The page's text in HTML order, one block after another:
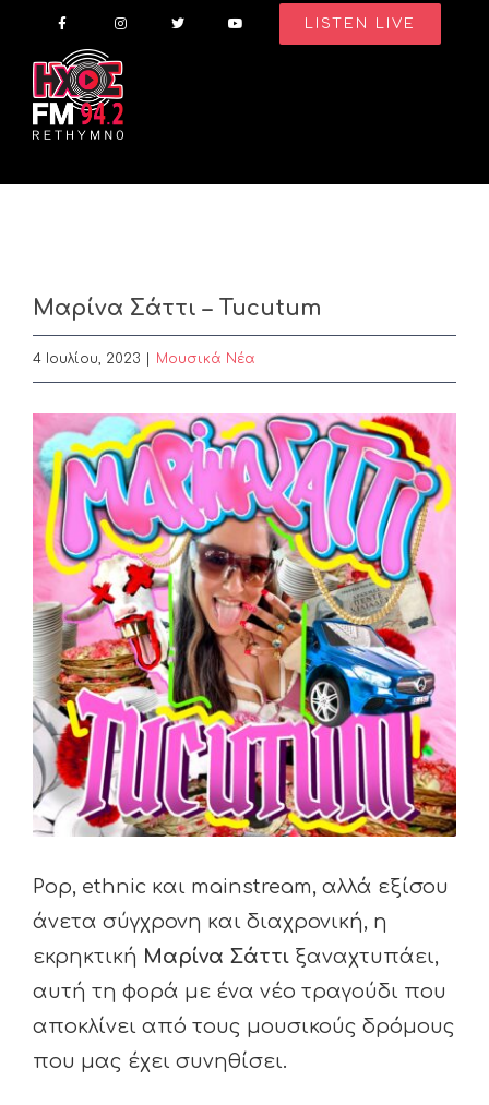
content
LISTEN LIVE
Μαρίνα Σάττι – Tucutum
4 Ιουλίου, 2023 | Μουσικά Νέα
View
Larger
Image
Pop, ethnic και mainstream, αλλά εξίσου
άνετα σύγχρονη και διαχρονική, η
εκρηκτική Μαρίνα Σάττι ξαναχτυπάει,
αυτή τη φορά με ένα νέο τραγούδι που
αποκλίνει από τους μουσικούς δρόμους
που μας έχει συνηθίσει.